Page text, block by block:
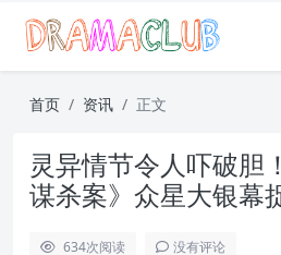
首页 资讯 正文
灵异情节令人吓破胆
谋杀案》众星大银幕
634次阅读 没有评论